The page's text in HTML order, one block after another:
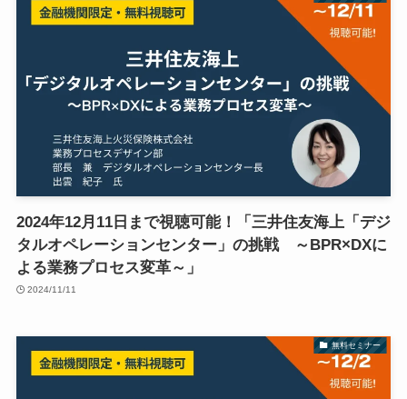
2024年12月11日まで視聴可能！「三井住友海上「デジ
タルオペレーションセンター」の挑戦 ～BPR×DXに
よる業務プロセス変革～」
2024/11/11
無料セミナー